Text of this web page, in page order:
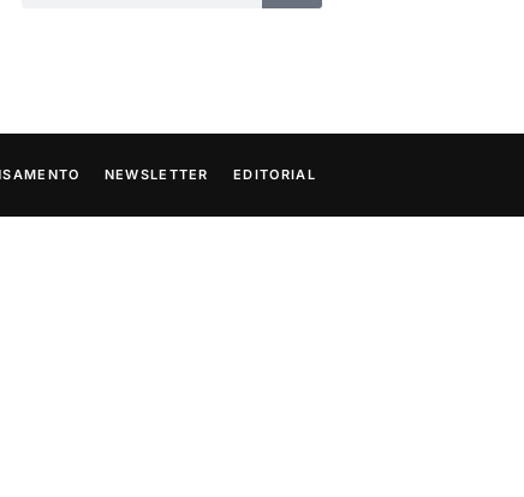
NEWSLETTER EDITORIAL